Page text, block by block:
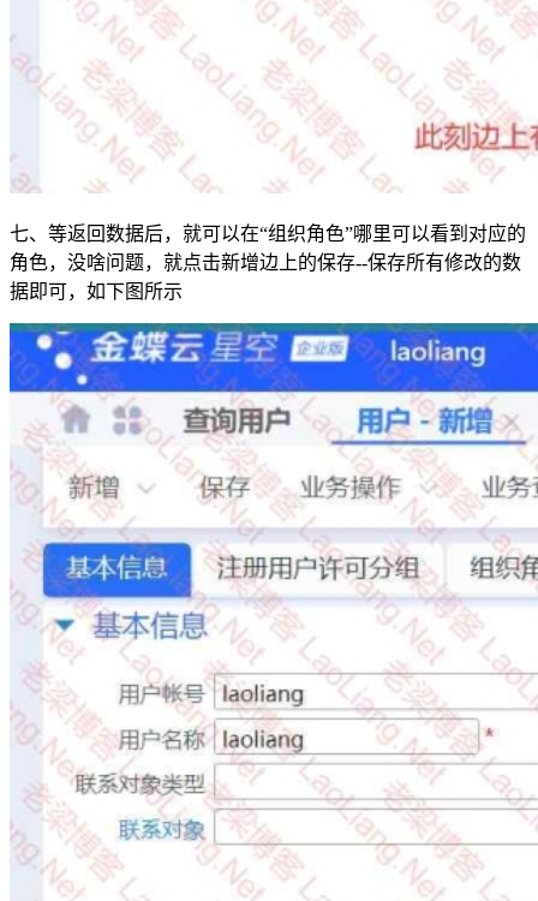
七、等返回数据后，就可以在“组织角色”哪里可以看到对应的
角色，没啥问题，就点击新增边上的保存--保存所有修改的数
据即可，如下图所示